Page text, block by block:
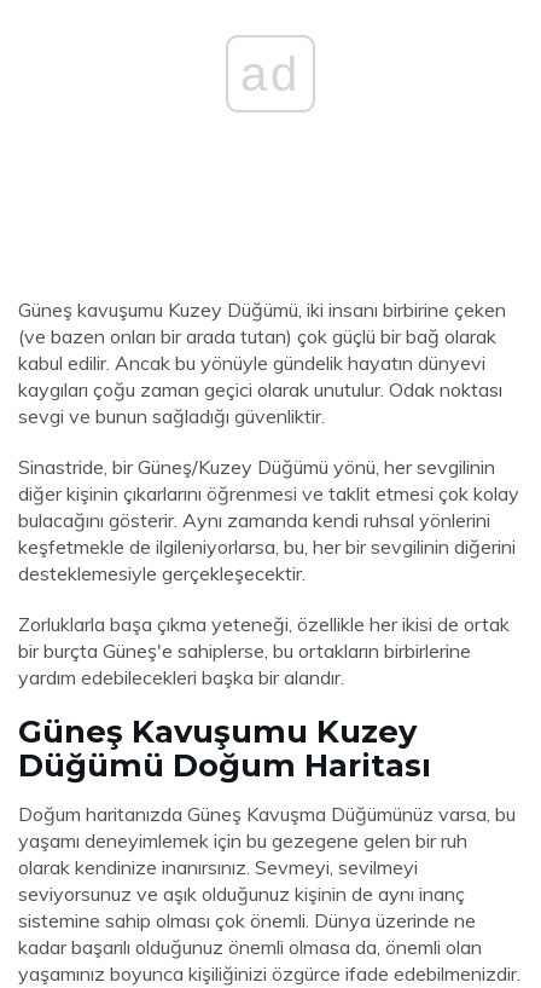
ad
Güneş kavuşumu Kuzey Düğümü, iki insanı birbirine çeken
(ve bazen onları bir arada tutan) çok güçlü bir bağ olarak
kabul edilir. Ancak bu yönüyle gündelik hayatın dünyevi
kaygıları çoğu zaman geçici olarak unutulur. Odak noktası
sevgi ve bunun sağladığı güvenliktir.
Sinastride, bir Güneş/Kuzey Düğümü yönü, her sevgilinin
diğer kişinin çıkarlarını öğrenmesi ve taklit etmesi çok kolay
bulacağını gösterir. Aynı zamanda kendi ruhsal yönlerini
keşfetmekle de ilgileniyorlarsa, bu, her bir sevgilinin diğerini
desteklemesiyle gerçekleşecektir.
Zorluklarla başa çıkma yeteneği, özellikle her ikisi de ortak
bir burçta Güneş'e sahiplerse, bu ortakların birbirlerine
yardım edebilecekleri başka bir alandır.
Güneş Kavuşumu Kuzey
Düğümü Doğum Haritası
Doğum haritanızda Güneş Kavuşma Düğümünüz varsa, bu
yaşamı deneyimlemek için bu gezegene gelen bir ruh
olarak kendinize inanırsınız. Sevmeyi, sevilmeyi
seviyorsunuz ve aşık olduğunuz kişinin de aynı inanç
sistemine sahip olması çok önemli. Dünya üzerinde ne
kadar başarılı olduğunuz önemli olmasa da, önemli olan
yaşamınız boyunca kişiliğinizi özgürce ifade edebilmenizdir.